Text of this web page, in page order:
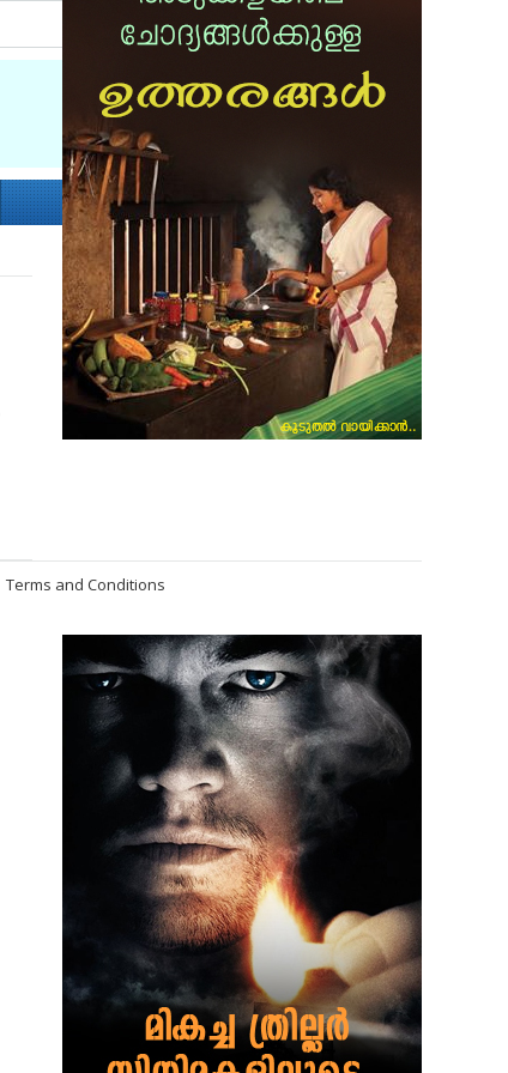
Socialize with us
Terms and Conditions